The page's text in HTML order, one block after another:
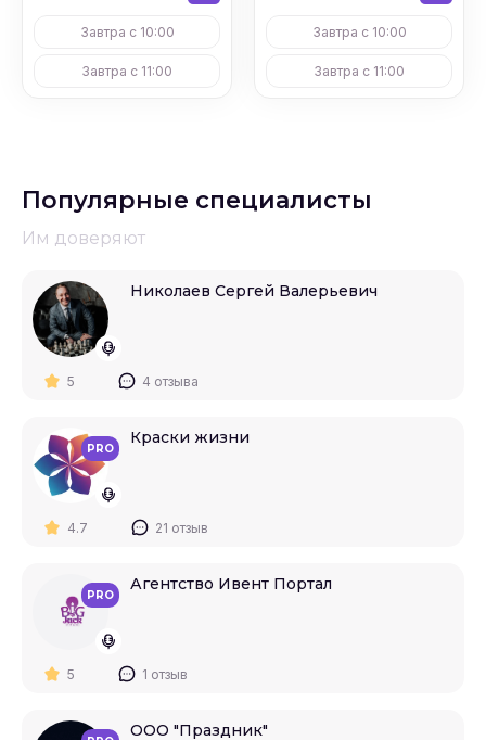
Завтра с 10:00
Завтра с 11:00
Завтра с 10:00
Завтра с 11:00
Популярные специалисты
Им доверяют
Николаев Сергей Валерьевич
5 4 отзыва
PRO
Краски жизни
4.7 21 отзыв
PRO
Агентство Ивент Портал
5 1 отзыв
ООО "Праздник"